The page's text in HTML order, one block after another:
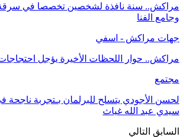
مراكش.. سنة نافذة لشخصين تخصصا في سرقة
وجامع الفنا
جهات مراكش - اسفي
مراكش.. حوار اللحظات الأخيرة يؤجل
مجتمع
لحسن الأجودي يتسلح للبرلمان بـتجربة
سيدي عبد الله غياث
السابق التالي